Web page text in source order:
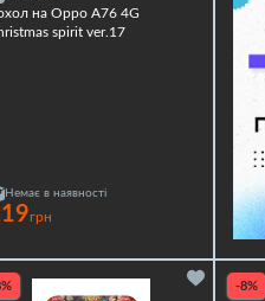
на Oppo A76 4G
spirit ver.17
Немає в наявності
грн
-8%